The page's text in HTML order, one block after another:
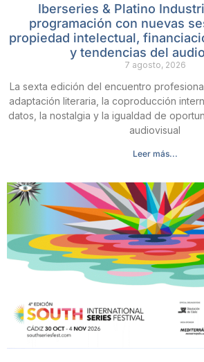
Iberseries & Platino
programación con nuevas
propiedad intelectual,
y tendencias del
7 agosto, 2026
La sexta edición del encuentro
adaptación literaria, la coproducción
datos, la nostalgia y la igualdad de
audiovisual
Leer más...